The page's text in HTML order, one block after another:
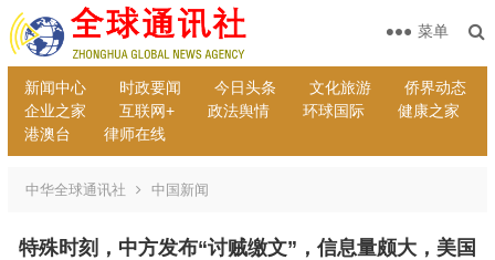
新闻中心 时政要闻 今日头条 文化旅游
侨界动态
企业之家
互联网+ 政法舆情 环球国际
健康之家
港澳台
律师在线
菜单
中华全球通讯社 中国新闻
特殊时刻，中方发布“讨贼缴文”，信息量颇大，美国